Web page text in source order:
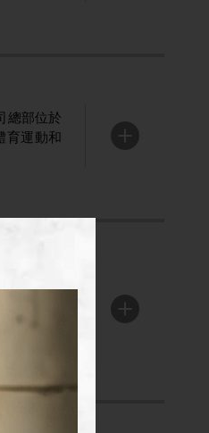
總部位於
育運動和
ENTER
導品牌，
ENTER